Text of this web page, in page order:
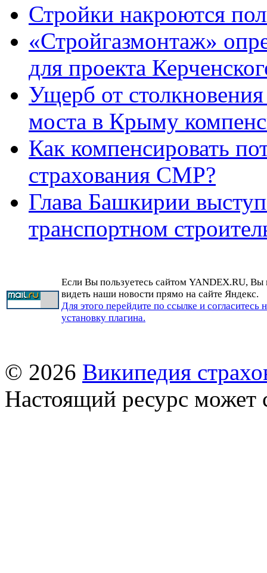
Стройки накроются
«Стройгазмонтаж»
для проекта
Ущерб от
моста в Крыму
Как компенсировать
страхования СМР?
Глава Башкирии
транспортном
Если Вы пользуетесь сайтом YANDEX.RU, Вы
видеть наши новости прямо на сайте Яндекс.
Для этого перейдите по ссылке и согласитесь
установку плагина.
© 2026 Википедия
Настоящий ресурс может